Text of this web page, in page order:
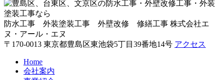
防水工事 外装塗装工事 外壁改修 修繕工事 株式会社エ
ヌ・アール・エヌ
〒170-0013 東京都豊島区東池袋5丁目39番地14号 アクセス
Home
会社案内